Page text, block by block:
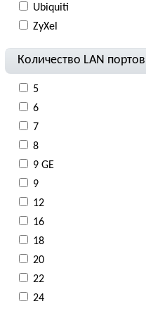
Ubiquiti
ZyXel
Количество LAN портов
5
6
7
8
9 GE
9
12
16
18
20
22
24